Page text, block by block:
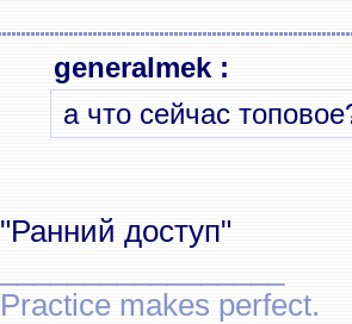
generalmek :
а что сейчас
"Ранний доступ"
Practice makes perfect.